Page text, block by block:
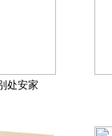
处安家